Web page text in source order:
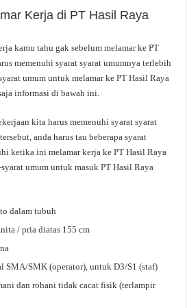
Kerja di PT Hasil Raya
kamu tahu gak sebelum melamar ke PT
memenuhi syarat syarat umumnya terlebih
umum untuk melamar ke PT Hasil Raya
informasi di bawah ini.
kita harus memenuhi syarat syarat
anda harus tau beberapa syarat
ketika ini melamar kerja ke PT Hasil Raya
umum untuk masuk PT Hasil Raya
dalam tubuh
/ pria diatas 155 cm
SMA/SMK (operator), untuk D3/S1 (staf)
dan rohani tidak cacat fisik (terlampir